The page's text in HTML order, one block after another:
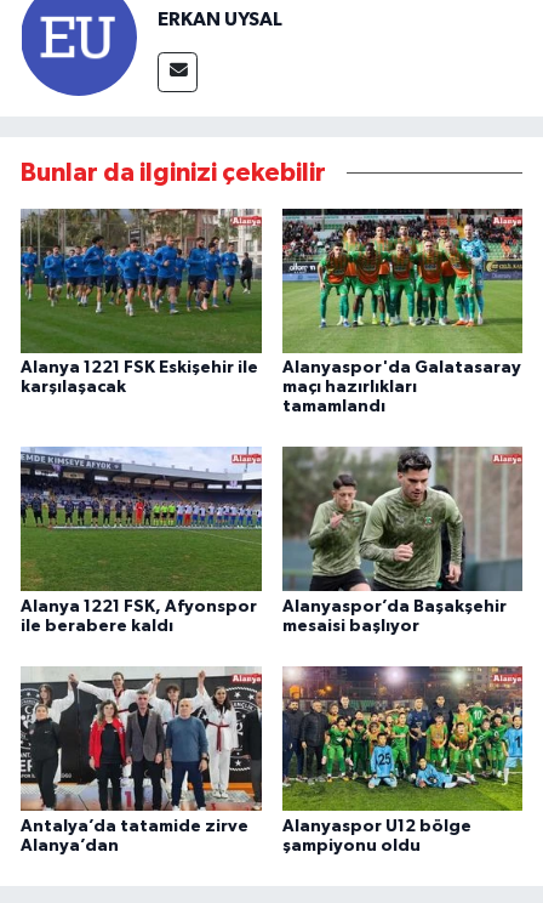
ERKAN UYSAL
Bunlar da ilginizi çekebilir
Alanya 1221 FSK Eskişehir ile
karşılaşacak
Alanyaspor'da Galatasaray
maçı hazırlıkları
tamamlandı
Alanya 1221 FSK, Afyonspor
ile berabere kaldı
Alanyaspor’da Başakşehir
mesaisi başlıyor
Antalya’da tatamide zirve
Alanya’dan
Alanyaspor U12 bölge
şampiyonu oldu